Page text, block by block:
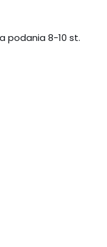
podania 8-10 st.